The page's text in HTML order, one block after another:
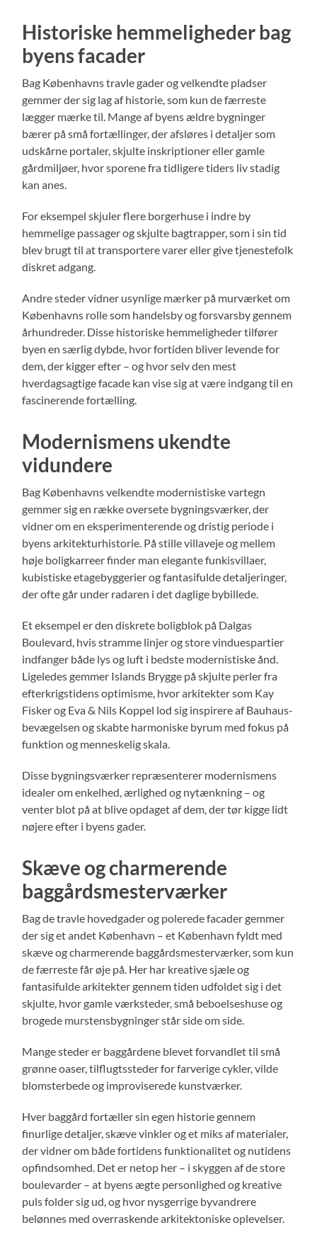
Historiske hemmeligheder bag
byens facader
Bag Københavns travle gader og velkendte pladser
gemmer der sig lag af historie, som kun de færreste
lægger mærke til. Mange af byens ældre bygninger
bærer på små fortællinger, der afsløres i detaljer som
udskårne portaler, skjulte inskriptioner eller gamle
gårdmiljøer, hvor sporene fra tidligere tiders liv stadig
kan anes.
For eksempel skjuler flere borgerhuse i indre by
hemmelige passager og skjulte bagtrapper, som i sin tid
blev brugt til at transportere varer eller give tjenestefolk
diskret adgang.
Andre steder vidner usynlige mærker på murværket om
Københavns rolle som handelsby og forsvarsby gennem
århundreder. Disse historiske hemmeligheder tilfører
byen en særlig dybde, hvor fortiden bliver levende for
dem, der kigger efter – og hvor selv den mest
hverdagsagtige facade kan vise sig at være indgang til en
fascinerende fortælling.
Modernismens ukendte
vidundere
Bag Københavns velkendte modernistiske vartegn
gemmer sig en række oversete bygningsværker, der
vidner om en eksperimenterende og dristig periode i
byens arkitekturhistorie. På stille villaveje og mellem
høje boligkarreer finder man elegante funkisvillaer,
kubistiske etagebyggerier og fantasifulde detaljeringer,
der ofte går under radaren i det daglige bybillede.
Et eksempel er den diskrete boligblok på Dalgas
Boulevard, hvis stramme linjer og store vinduespartier
indfanger både lys og luft i bedste modernistiske ånd.
Ligeledes gemmer Islands Brygge på skjulte perler fra
efterkrigstidens optimisme, hvor arkitekter som Kay
Fisker og Eva & Nils Koppel lod sig inspirere af Bauhaus-
bevægelsen og skabte harmoniske byrum med fokus på
funktion og menneskelig skala.
Disse bygningsværker repræsenterer modernismens
idealer om enkelhed, ærlighed og nytænkning – og
venter blot på at blive opdaget af dem, der tør kigge lidt
nøjere efter i byens gader.
Skæve og charmerende
baggårdsmesterværker
Bag de travle hovedgader og polerede facader gemmer
der sig et andet København – et København fyldt med
skæve og charmerende baggårdsmesterværker, som kun
de færreste får øje på. Her har kreative sjæle og
fantasifulde arkitekter gennem tiden udfoldet sig i det
skjulte, hvor gamle værksteder, små beboelseshuse og
brogede murstensbygninger står side om side.
Mange steder er baggårdene blevet forvandlet til små
grønne oaser, tilflugtssteder for farverige cykler, vilde
blomsterbede og improviserede kunstværker.
Hver baggård fortæller sin egen historie gennem
finurlige detaljer, skæve vinkler og et miks af materialer,
der vidner om både fortidens funktionalitet og nutidens
opfindsomhed. Det er netop her – i skyggen af de store
boulevarder – at byens ægte personlighed og kreative
puls folder sig ud, og hvor nysgerrige byvandrere
belønnes med overraskende arkitektoniske oplevelser.